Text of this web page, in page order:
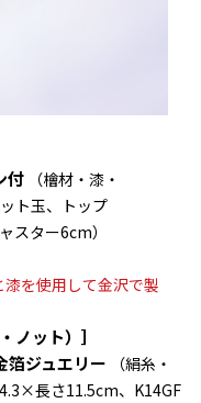
付
（檜材・漆・
ト玉、トップ
スター6cm）
を使用して金沢で製
ノット）］
ジュエリー
（絹糸・
長さ11.5cm、K14GF